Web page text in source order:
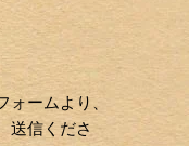
ームより、
送信くださ